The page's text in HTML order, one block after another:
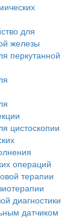
для
железы
перкутанной
цистоскопии
операций
терапии
диагностики
датчиком